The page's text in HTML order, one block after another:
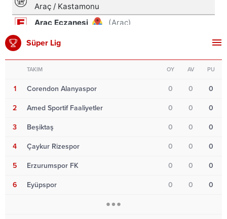
Süper Lig
TAKIM OY AV PU
1 Corendon Alanyaspor 0 0 0
2 Amed Sportif Faaliyetler 0 0 0
3 Beşiktaş 0 0 0
4 Çaykur Rizespor 0 0 0
5 Erzurumspor FK 0 0 0
6 Eyüpspor 0 0 0